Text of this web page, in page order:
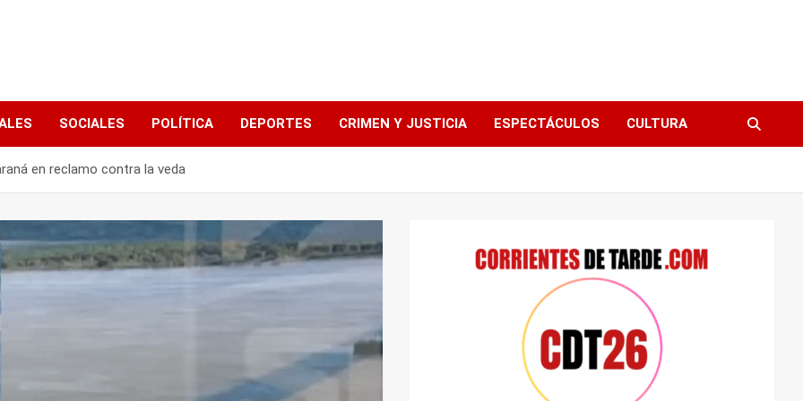
SOCIALES POLÍTICA DEPORTES CRIMEN Y JUSTICIA ESPECTÁCULOS CULTURA
en reclamo contra la veda